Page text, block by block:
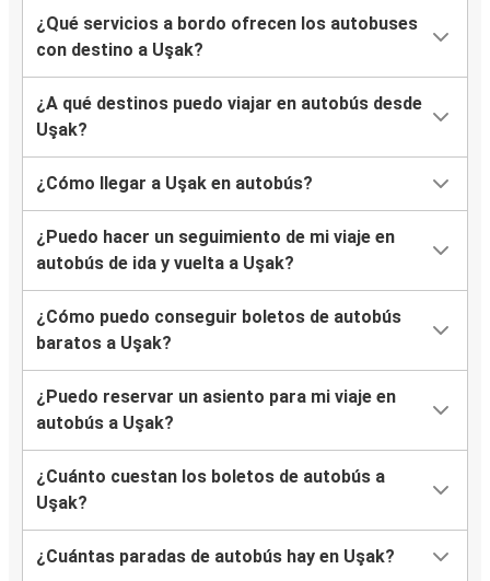
¿Qué servicios a bordo ofrecen los autobuses
con destino a Uşak?
¿A qué destinos puedo viajar en autobús desde
Uşak?
¿Cómo llegar a Uşak en autobús?
¿Puedo hacer un seguimiento de mi viaje en
autobús de ida y vuelta a Uşak?
¿Cómo puedo conseguir boletos de autobús
baratos a Uşak?
¿Puedo reservar un asiento para mi viaje en
autobús a Uşak?
¿Cuánto cuestan los boletos de autobús a
Uşak?
¿Cuántas paradas de autobús hay en Uşak?